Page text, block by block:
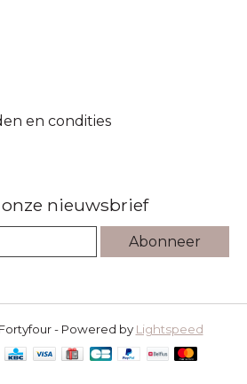
en condities
nieuwsbrief
Abonneer
- Powered by Lightspeed